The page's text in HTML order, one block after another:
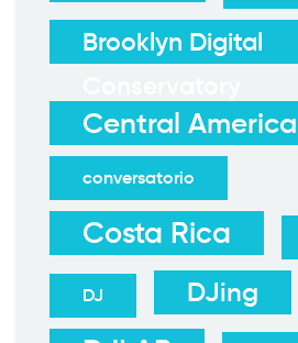
Brooklyn Digital
Central America
conversatorio
Costa Rica
DJ DJing